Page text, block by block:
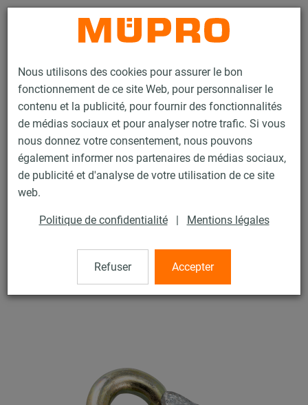
Nous utilisons des cookies pour assurer le bon
fonctionnement de ce site Web, pour personnaliser le
contenu et la publicité, pour fournir des fonctionnalités
de médias sociaux et pour analyser notre trafic. Si vous
nous donnez votre consentement, nous pouvons
également informer nos partenaires de médias sociaux,
de publicité et d'analyse de votre utilisation de ce site
web.
Politique de confidentialité | Mentions légales
Refuser Accepter
Contact
Produits Technique de fixation
Rails d'installation
Serre-câble StaboFix®
Serre-câble StaboFix®
Serre-câble StaboFix® M8, zingué